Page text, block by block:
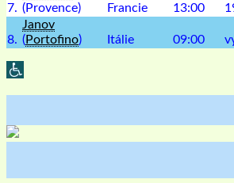
7. (Provence)
Francie 13:00
8.
Janov
(Portofino) Itálie 09:00